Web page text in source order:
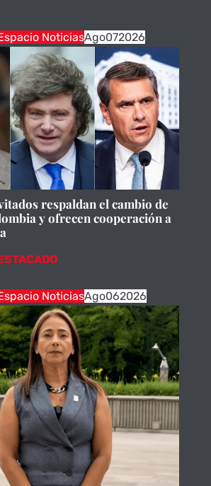
NoticiasAgo072026
respaldan el cambio de
y ofrecen cooperación a
NoticiasAgo062026